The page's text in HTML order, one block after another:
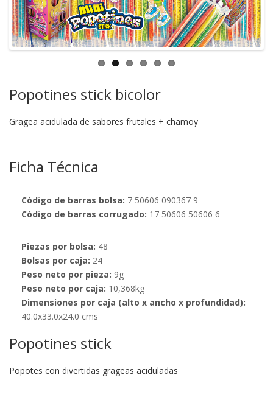
Popotines stick bicolor
Gragea acidulada de sabores frutales + chamoy
Ficha Técnica
Código de barras bolsa: 7 50606 090367 9
Código de barras corrugado: 17 50606 50606 6
Piezas por bolsa: 48
Bolsas por caja: 24
Peso neto por pieza: 9g
Peso neto por caja: 10,368kg
Dimensiones por caja (alto x ancho x profundidad):
40.0x33.0x24.0 cms
Popotines stick
Popotes con divertidas grageas aciduladas